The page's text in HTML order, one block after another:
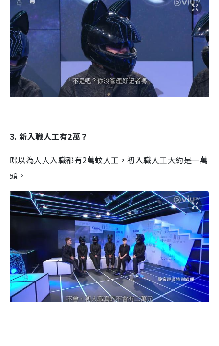
3. 新入職人工有2萬？
咪以為人人入職都有2萬蚊人工，初入職人工大約是一萬
頭。